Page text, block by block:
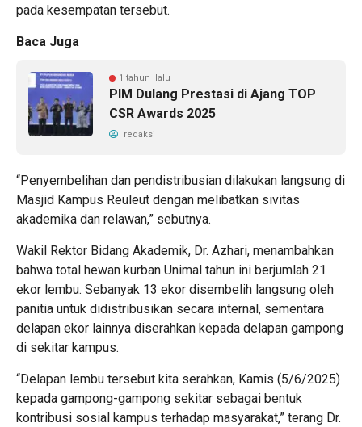
pada kesempatan tersebut.
Baca Juga
1 tahun lalu
PIM Dulang Prestasi di Ajang TOP
CSR Awards 2025
redaksi
“Penyembelihan dan pendistribusian dilakukan langsung di
Masjid Kampus Reuleut dengan melibatkan sivitas
akademika dan relawan,” sebutnya.
Wakil Rektor Bidang Akademik, Dr. Azhari, menambahkan
bahwa total hewan kurban Unimal tahun ini berjumlah 21
ekor lembu. Sebanyak 13 ekor disembelih langsung oleh
panitia untuk didistribusikan secara internal, sementara
delapan ekor lainnya diserahkan kepada delapan gampong
di sekitar kampus.
“Delapan lembu tersebut kita serahkan, Kamis (5/6/2025)
kepada gampong-gampong sekitar sebagai bentuk
kontribusi sosial kampus terhadap masyarakat,” terang Dr.